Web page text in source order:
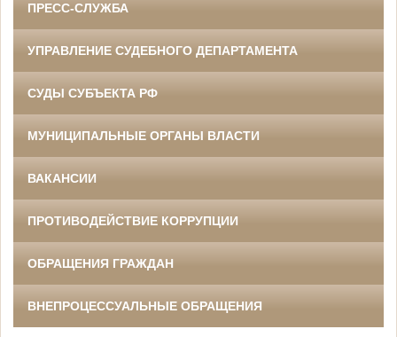
ПРЕСС-СЛУЖБА
УПРАВЛЕНИЕ СУДЕБНОГО ДЕПАРТАМЕНТА
СУДЫ СУБЪЕКТА РФ
МУНИЦИПАЛЬНЫЕ ОРГАНЫ ВЛАСТИ
ВАКАНСИИ
ПРОТИВОДЕЙСТВИЕ КОРРУПЦИИ
ОБРАЩЕНИЯ ГРАЖДАН
ВНЕПРОЦЕССУАЛЬНЫЕ ОБРАЩЕНИЯ